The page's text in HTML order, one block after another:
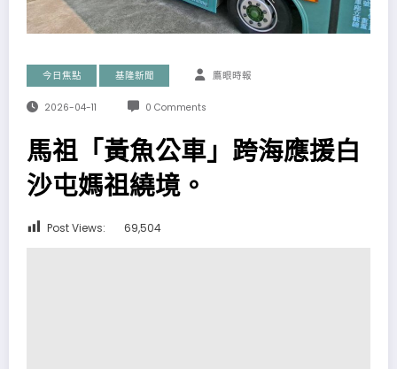
今日焦點 基隆新聞 鷹眼時報
2026-04-11 0 Comments
馬祖「黃魚公車」跨海應援白
沙屯媽祖繞境。
Post Views: 69,504